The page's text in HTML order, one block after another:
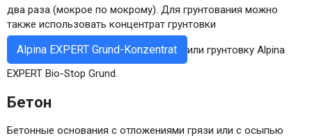
два раза (мокрое по мокрому). Для грунтования можно
также использовать концентрат грунтовки
Alpina EXPERT Grund-Konzentrat
или грунтовку Alpina
EXPERT Bio-Stop Grund.
Бетон
Бетонные основания с отложениями грязи или с осыпью